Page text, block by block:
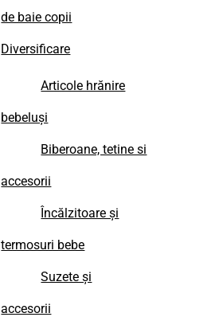
de baie copii
Diversificare
Articole hrănire
bebeluși
Biberoane, tetine si
accesorii
Încălzitoare și
termosuri bebe
Suzete și
accesorii